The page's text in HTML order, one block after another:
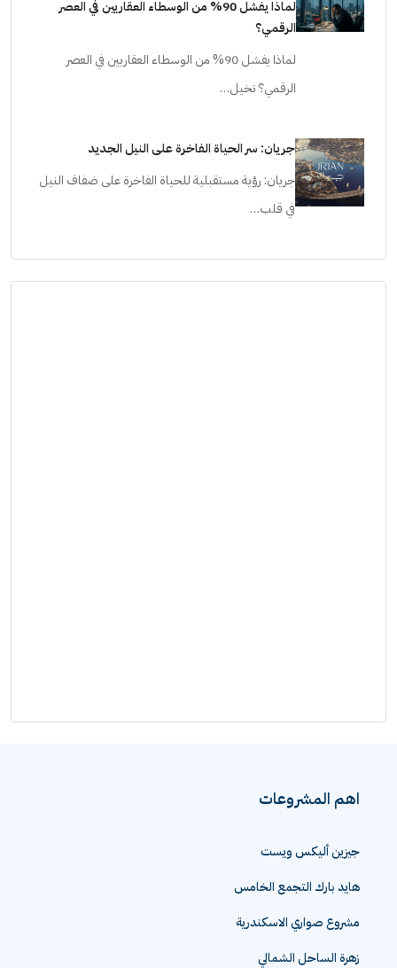
لماذا يفشل 90% من الوسطاء العقاريين في العصر
الرقمي؟
لماذا يفشل 90% من الوسطاء العقاريين في العصر
الرقمي؟ تخيل…
جريان: سر الحياة الفاخرة على النيل الجديد
جريان: رؤية مستقبلية للحياة الفاخرة على ضفاف النيل
في قلب…
اهم المشروعات
جيزين أليكس ويست
هايد بارك التجمع الخامس
مشروع صواري الاسكندرية
زهرة الساحل الشمالي